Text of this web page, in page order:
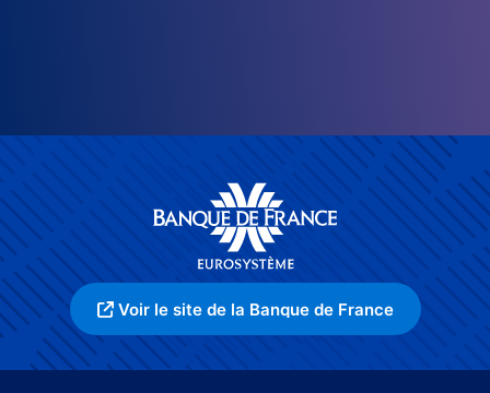
Voir le site de la Banque de France